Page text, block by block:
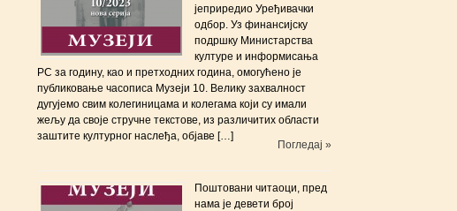
јеприредиo Уређивачки
одбор. Уз финансијску
подршку Министарства
културе и информисања
РС за годину, као и претходних година, омогућено је
публиковање часописа Музеји 10. Велику захвалност
дугујемо свим колегиницама и колегама који су имали
жељу да своје стручне текстове, из различитих области
заштите културног наслеђа, објаве […]
Погледај »
Поштовани читаоци, пред
нама је девети број